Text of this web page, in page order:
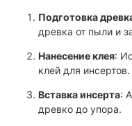
Подготовка
древка от пыли и
Нанесение клея:
клей для инсертов.
Вставка инсерта:
древко до упора.